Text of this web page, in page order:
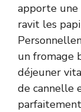
apporte
ravit les
un fromage
déjeuner
de cannelle